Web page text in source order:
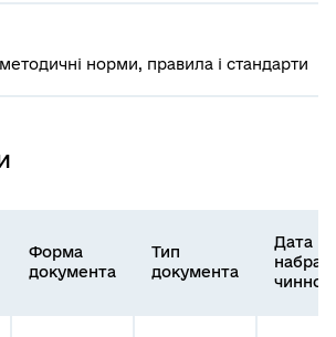
норми, правила і стандарти
Форма
документа
Тип
документа
Дата